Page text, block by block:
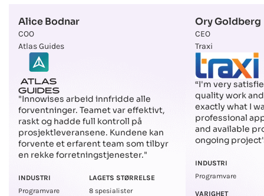
Alice Bodnar
COO
Atlas Guides
"Innowises arbeid innfridde alle
forventninger. Teamet var effektivt,
raskt og hadde full kontroll på
prosjektleveransene. Kundene kan
forvente et erfarent team som tilbyr
en rekke forretningstjenester."
INDUSTRI
Programvare
LAGETS STØRRELSE
8 spesialister
Ory Goldberg
CEO
Traxi
“I'm very
quality work
exactly what I
professional
and available
ongoing
INDUSTRI
Programvare
VARIGHET